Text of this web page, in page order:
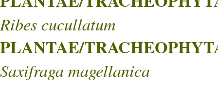
Ribes cucullatum
PLANTAE/
Saxifraga magellanica